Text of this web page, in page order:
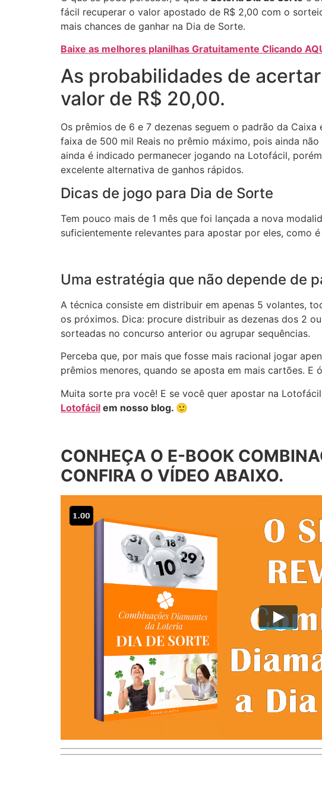
fácil recuperar o valor apostado de R$ 2,00 com o
mais chances de ganhar na Dia de Sorte.
Baixe as melhores planilhas Gratuitamente Clicando
As probabilidades de
valor de R$ 20,00.
Os prêmios de 6 e 7 dezenas seguem o padrão da
faixa de 500 mil Reais no prêmio máximo, pois ainda
ainda é indicado permanecer jogando na Lotofácil,
excelente alternativa de ganhos rápidos.
Dicas de jogo para Dia de Sorte
Tem pouco mais de 1 mês que foi lançada a nova
suficientemente relevantes para apostar por eles, como
Uma estratégia que não depende de
A técnica consiste em distribuir em apenas 5 volantes,
os próximos. Dica: procure distribuir as dezenas dos 2
sorteadas no concurso anterior ou agrupar sequências.
Perceba que, por mais que fosse mais racional jogar
prêmios menores, quando se aposta em mais cartões.
Muita sorte pra você! E se você quer apostar na
Lotofácil em nosso blog. 🙂
CONHEÇA O E-BOOK
CONFIRA O VÍDEO ABAIXO.